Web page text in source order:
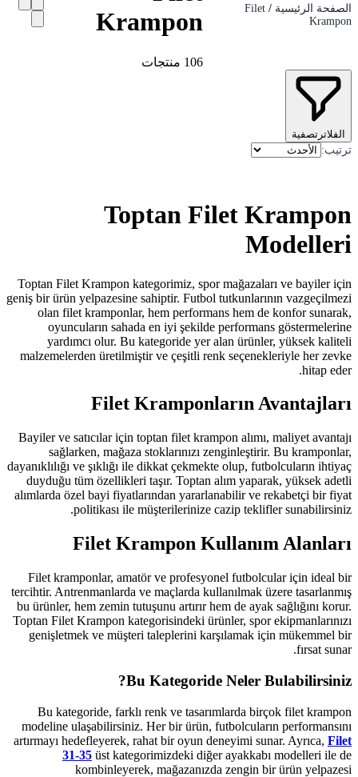
Toptan
Toptan Filet Krampon kategorimiz,
geniş bir ürün yelpazesine sahiptir.
olan filet kramponlar, hem
oyuncuların sahada en iyi
yardımcı olur. Bu kategoride
malzemelerden üretilmiştir ve
Filet
Bayiler ve satıcılar için toptan filet
sağlarken, mağaza
dayanıklılığı ve şıklığı ile dikkat
duyduğu tüm özellikleri taşır.
alımlarda özel bayi fiyatlarından
politikası ile
Filet Krampon
Filet kramponlar, amatör ve
tercihtir. Antrenmanlarda ve
bu ürünler, hem zemin tutuşunu
Toptan Filet Krampon
genişletmek ve müşteri
Bu
Bu kategoride, farklı renk ve
modeline ulaşabilirsiniz. Her bir
artırmayı hedefleyerek, rahat bir
31-35üst kategorimizdeki
kombinleyerek,